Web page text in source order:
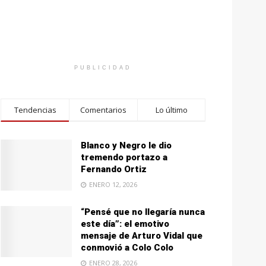
PUBLICIDAD
Tendencias Comentarios Lo último
Blanco y Negro le dio
tremendo portazo a
Fernando Ortiz
ENERO 12, 2026
“Pensé que no llegaría nunca
este día”: el emotivo
mensaje de Arturo Vidal que
conmovió a Colo Colo
ENERO 28, 2026